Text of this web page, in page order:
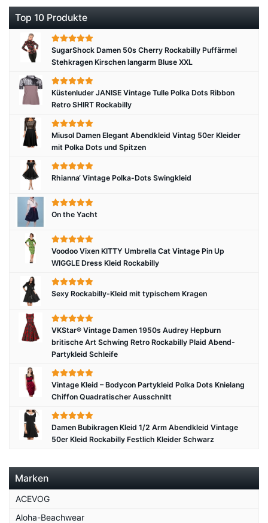
Top 10 Produkte
SugarShock Damen 50s Cherry Rockabilly Puffärmel
Stehkragen Kirschen langarm Bluse XXL
Küstenluder JANISE Vintage Tulle Polka Dots Ribbon
Retro SHIRT Rockabilly
Miusol Damen Elegant Abendkleid Vintag 50er Kleider
mit Polka Dots und Spitzen
Rhianna‘ Vintage Polka-Dots Swingkleid
On the Yacht
Voodoo Vixen KITTY Umbrella Cat Vintage Pin Up
WIGGLE Dress Kleid Rockabilly
Sexy Rockabilly-Kleid mit typischem Kragen
VKStar® Vintage Damen 1950s Audrey Hepburn
britische Art Schwing Retro Rockabilly Plaid Abend-
Partykleid Schleife
Vintage Kleid – Bodycon Partykleid Polka Dots Knielang
Chiffon Quadratischer Ausschnitt
Damen Bubikragen Kleid 1/2 Arm Abendkleid Vintage
50er Kleid Rockabilly Festlich Kleider Schwarz
Marken
ACEVOG
Aloha-Beachwear